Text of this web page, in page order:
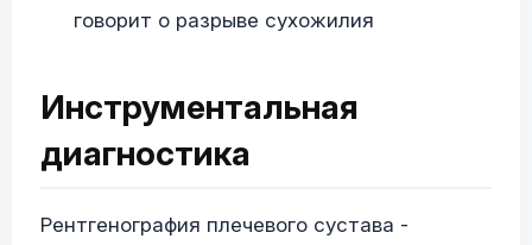
говорит о разрыве сухожилия
Инструментальная
диагностика
Рентгенография плечевого сустава -